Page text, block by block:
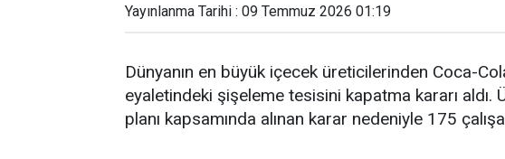
Yayınlanma Tarihi : 09 Temmuz 2026 01:19
Dünyanın en büyük içecek üreticilerinden Coca-
eyaletindeki şişeleme tesisini kapatma kararı aldı.
planı kapsamında alınan karar nedeniyle 175